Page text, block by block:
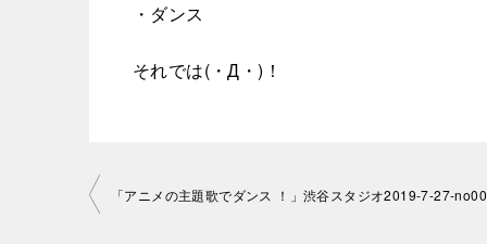
・ダンス
それでは(・Д・)！
投
「アニメの主題歌でダンス ！」渋谷スタジオ2019-7-27-